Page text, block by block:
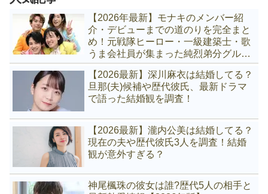
【2026年最新】モナキのメンバー紹
介・デビューまでの道のりを完全まと
め！元戦隊ヒーロー・一級建築士・歌
うま会社員が集まった純烈弟分グルー
プの全貌
【2026最新】深川麻衣は結婚してる？
旦那(夫)候補や歴代彼氏、最新ドラマ
で語った結婚観を調査！
【2026最新】瀧内公美は結婚してる？
現在の夫や歴代彼氏3人を調査！結婚
観が意外すぎる？
神尾楓珠の彼女は誰?歴代5人の相手と